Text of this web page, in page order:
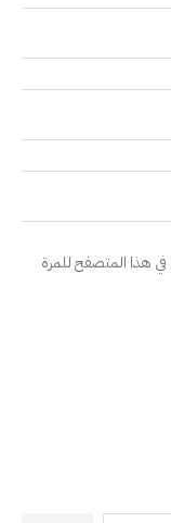
في هذا المتصفح للمرة